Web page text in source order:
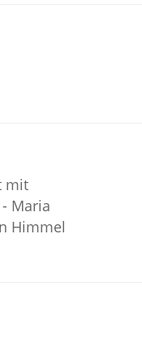
mit
Maria
Himmel